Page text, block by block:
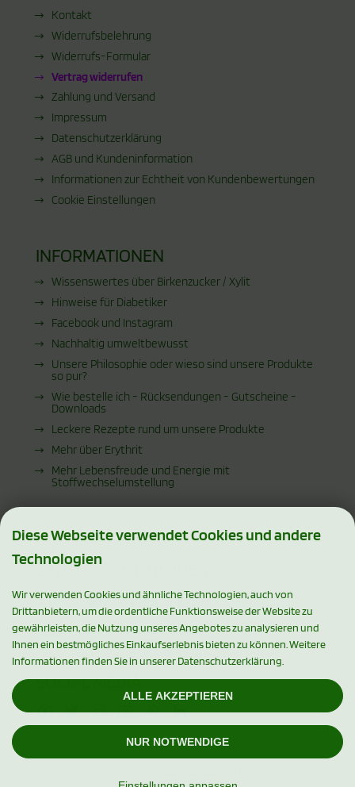
Kontakt
Widerrufsbelehrung
Widerrufs-Formular
Vertrag widerrufen
Zahlung und Versand
Impressum
Datenschutzerklärung
AGB und Kundeninformation
Informationen zur Echtheit von Kundenbewertungen
Cookie Einstellungen
INFORMATIONEN
Wissenswertes über Birkenzucker / Xylit
Hinweise für Diabetiker
Facebook und Instagram
Nachhaltig umweltbewusst
Unsere Philosophie oder wieso sind unsere Produkte
so pur?
Wie bestelle ich - Rücksendungen - Gutscheine -
Downloads
Leckere Rezepte rund um unsere Produkte
Mehr über Erythrit
Mehr Lebensfreude und Energie mit
Stoffwechselumstellung
ZAHLUNGSMETHODEN
SOCIAL MEDIA
Preise entsprechen dem bisherigen Preis bei Xylishop - Premium Xylit
Diese Webseite verwendet Cookies und andere
Technologien
Wir verwenden Cookies und ähnliche Technologien, auch von
Drittanbietern, um die ordentliche Funktionsweise der Website zu
gewährleisten, die Nutzung unseres Angebotes zu analysieren und
Ihnen ein bestmögliches Einkaufserlebnis bieten zu können. Weitere
Informationen finden Sie in unserer Datenschutzerklärung.
ALLE AKZEPTIEREN
NUR NOTWENDIGE